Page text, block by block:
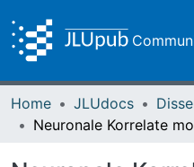
Home JLUdocs